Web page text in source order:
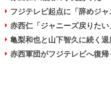
フジテレビ起点に「辞めジ
赤西仁「ジャニーズ戻りた
亀梨和也と山下智久に続く退
赤西軍団がフジテレビへ復